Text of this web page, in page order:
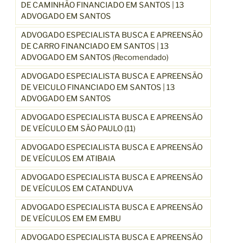
DE CAMINHÃO FINANCIADO EM SANTOS | 13
ADVOGADO EM SANTOS
ADVOGADO ESPECIALISTA BUSCA E APREENSÃO
DE CARRO FINANCIADO EM SANTOS | 13
ADVOGADO EM SANTOS (Recomendado)
ADVOGADO ESPECIALISTA BUSCA E APREENSÃO
DE VEICULO FINANCIADO EM SANTOS | 13
ADVOGADO EM SANTOS
ADVOGADO ESPECIALISTA BUSCA E APREENSÃO
DE VEÍCULO EM SÃO PAULO (11)
ADVOGADO ESPECIALISTA BUSCA E APREENSÃO
DE VEÍCULOS EM ATIBAIA
ADVOGADO ESPECIALISTA BUSCA E APREENSÃO
DE VEÍCULOS EM CATANDUVA
ADVOGADO ESPECIALISTA BUSCA E APREENSÃO
DE VEÍCULOS EM EM EMBU
ADVOGADO ESPECIALISTA BUSCA E APREENSÃO